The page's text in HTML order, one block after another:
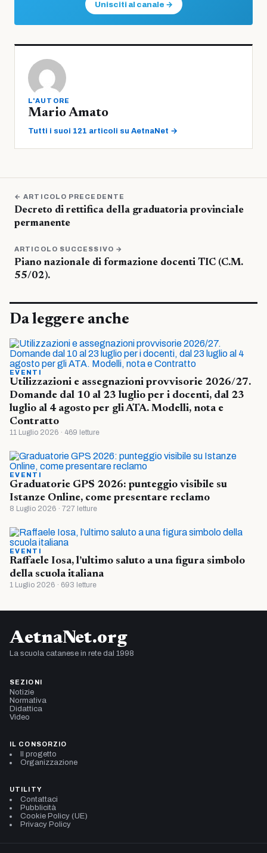
Unisciti al canale →
L'AUTORE
Mario Amato
Tutti i suoi 121 articoli su AetnaNet →
← ARTICOLO PRECEDENTE
Decreto di rettifica della graduatoria provinciale
permanente
ARTICOLO SUCCESSIVO →
Piano nazionale di formazione docenti TIC (C.M.
55/02).
Da leggere anche
EVENTI
Utilizzazioni e assegnazioni provvisorie 2026/27.
Domande dal 10 al 23 luglio per i docenti, dal 23
luglio al 4 agosto per gli ATA. Modelli, nota e
Contratto
11 Luglio 2026 · 469 letture
EVENTI
Graduatorie GPS 2026: punteggio visibile su
Istanze Online, come presentare reclamo
8 Luglio 2026 · 727 letture
EVENTI
Raffaele Iosa, l’ultimo saluto a una figura simbolo
della scuola italiana
1 Luglio 2026 · 693 letture
AetnaNet.org
La scuola catanese in rete dal 1998
SEZIONI
Notizie
Normativa
Didattica
Video
IL CONSORZIO
Il progetto
Organizzazione
UTILITY
Contattaci
Pubblicità
Cookie Policy (UE)
Privacy Policy